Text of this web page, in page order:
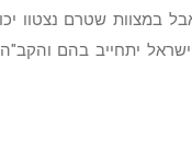
במצוות שטרם נצטוו
יתחייב בהם